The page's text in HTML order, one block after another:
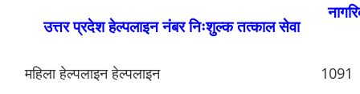
उत्तर प्रदेश हेल्पलाइन नंबर निःशुल्क तत्काल सेवा
महिला हेल्पलाइन हेल्पलाइन
1091